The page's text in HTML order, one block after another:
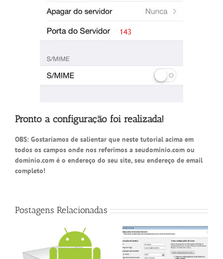
Pronto a configuração foi realizada!
OBS: Gostaríamos de salientar que neste tutorial acima em
todos os campos onde nos referimos a seudominio.com ou
dominio.com é o endereço do seu site, seu endereço de email
completo!
Postagens Relacionadas